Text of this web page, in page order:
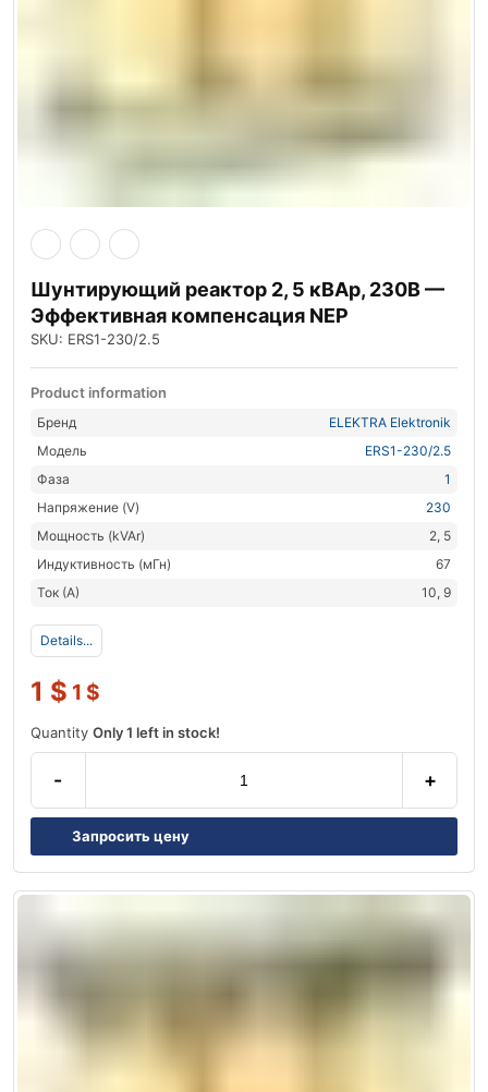
Шунтирующий реактор 2, 5 кВАр, 230В —
Эффективная компенсация NEP
SKU: ERS1-230/2.5
Product information
Бренд
ELEKTRA Elektronik
Модель
ERS1-230/2.5
Фаза
1
Напряжение (V)
230
Мощность (kVAr)
2, 5
Индуктивность (мГн)
67
Ток (А)
10, 9
Details...
1 $ 1 $
Quantity Only 1 left in stock!
- +
Запросить цену